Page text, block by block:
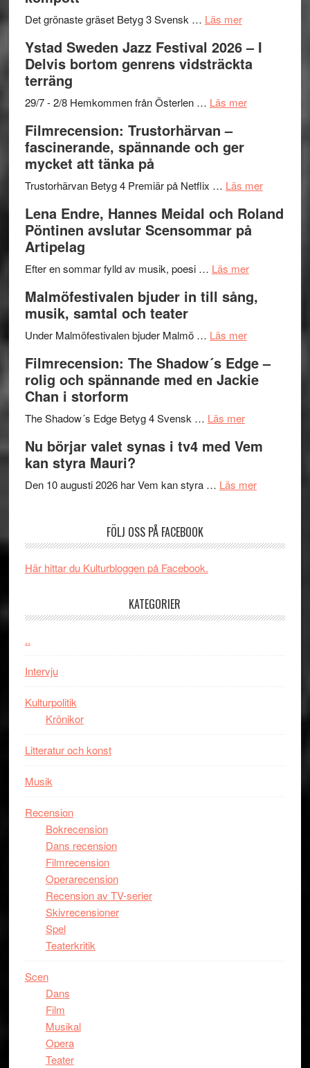
Frankenshtey
med
Fox
och
Scully
åretsFilmstadens
stipendium
Det grönaste gräset Betyg 3 Svensk … Läs merom
Det
grönaste
–
och
lättsam
Ystad Sweden Jazz Festival 2026 – I
Delvis bortom genrens vidsträckta
terräng
29/7 - 2/8 Hemkommen från Österlen … Läs merom
2026
I
Delvis
genrens
terräng
Filmrecension: Trustorhärvan –
fascinerande, spännande och ger
mycket att tänka på
Trustorhärvan Betyg 4 Premiär på Netflix … Läs merom
på
Lena Endre, Hannes Meidal och Roland
Pöntinen avslutar Scensommar på
Artipelag
Efter en sommar fylld av musik, poesi … Läs merom
Endre,
Roland
Pöntinen
Artipelag
Malmöfestivalen bjuder in till sång,
musik, samtal och teater
Under Malmöfestivalen bjuder Malmö … Läs merom
bjuder
in
samtal
teater
Filmrecension: The Shadow´s Edge –
rolig och spännande med en Jackie
Chan i storform
The Shadow´s Edge Betyg 4 Svensk … Läs merom
The
´s
och
Jackie
Nu börjar valet synas i tv4 med Vem
kan styra Mauri?
Den 10 augusti 2026 har Vem kan styra … Läs merom
synas
Vem
FÖLJ OSS PÅ FACEBOOK
Här hittar du Kulturbloggen på Facebook.
KATEGORIER
..
Intervju
Kulturpolitik
Krönikor
Litteratur och konst
Musik
Recension
Bokrecension
Dans recension
Filmrecension
Operarecension
Recension av TV-serier
Skivrecensioner
Spel
Teaterkritik
Scen
Dans
Film
Musikal
Opera
Teater